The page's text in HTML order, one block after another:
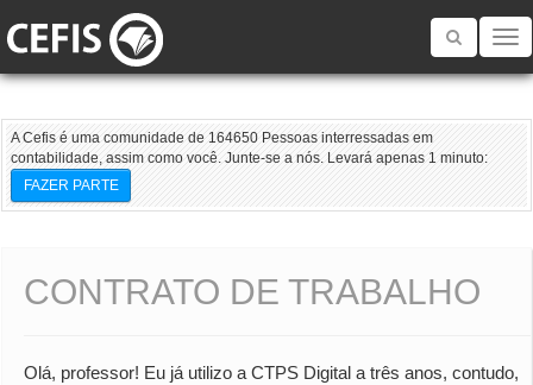
Toggle
A Cefis é uma comunidade de 164650 Pessoas interressadas em
contabilidade, assim como você. Junte-se a nós. Levará apenas 1 minuto:
FAZER PARTE
CONTRATO DE TRABALHO
Olá, professor! Eu já utilizo a CTPS Digital a três anos, contudo,